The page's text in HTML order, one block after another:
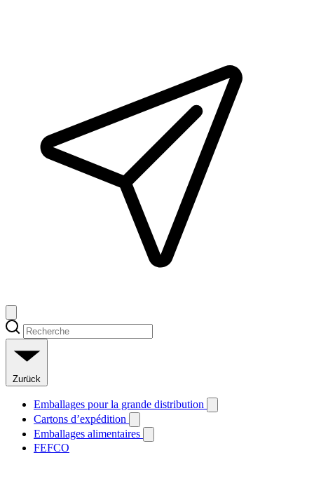
Zurück
Emballages pour la grande distribution
Cartons d’expédition
Emballages alimentaires
FEFCO